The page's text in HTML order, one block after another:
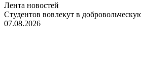
Лента новостей
Студентов вовлекут в
07.08.2026